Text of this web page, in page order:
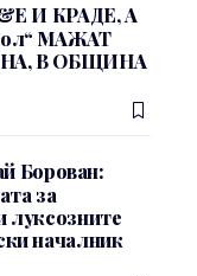
И КРАДЕ, А
МАЖАТ
В ОБЩИНА
Борован:
за
луксозните
началник